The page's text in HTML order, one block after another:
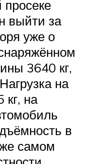
выйти за
уже о
3640 кг,
на
на
в
самом